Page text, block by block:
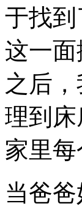
于找
这一
之后
理到
家里
当爸